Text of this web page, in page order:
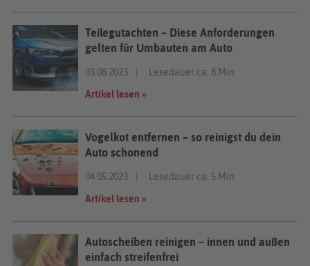
Teilegutachten – Diese Anforderungen
gelten für Umbauten am Auto
03.08.2023
Lesedauer ca. 8 Min
Artikel lesen »
Vogelkot entfernen – so reinigst du dein
Auto schonend
04.05.2023
Lesedauer ca. 5 Min
Artikel lesen »
Autoscheiben reinigen – innen und außen
einfach streifenfrei